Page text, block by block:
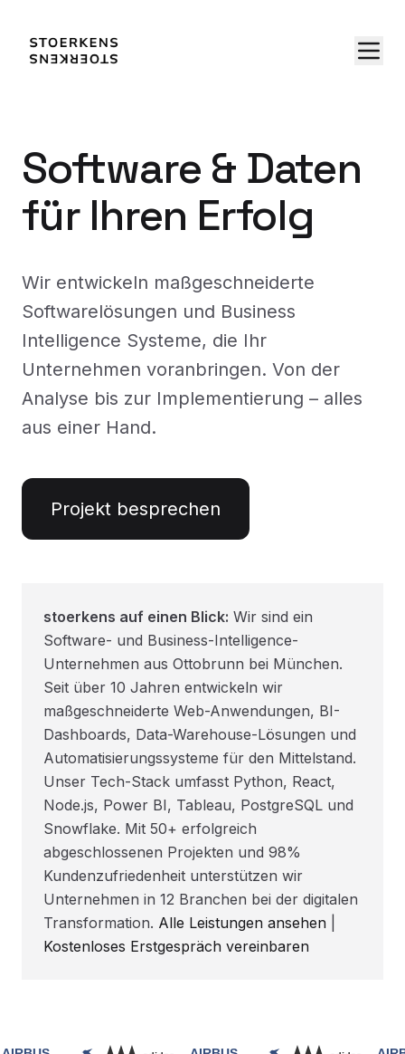
Software & Daten
für Ihren Erfolg
Wir entwickeln maßgeschneiderte
Softwarelösungen und Business
Intelligence Systeme, die Ihr
Unternehmen voranbringen. Von der
Analyse bis zur Implementierung – alles
aus einer Hand.
Projekt besprechen
stoerkens auf einen Blick: Wir sind ein
Software- und Business-Intelligence-
Unternehmen aus Ottobrunn bei München.
Seit über 10 Jahren entwickeln wir
maßgeschneiderte Web-Anwendungen, BI-
Dashboards, Data-Warehouse-Lösungen und
Automatisierungssysteme für den Mittelstand.
Unser Tech-Stack umfasst Python, React,
Node.js, Power BI, Tableau, PostgreSQL und
Snowflake. Mit 50+ erfolgreich
abgeschlossenen Projekten und 98%
Kundenzufriedenheit unterstützen wir
Unternehmen in 12 Branchen bei der digitalen
Transformation. Alle Leistungen ansehen
Kostenloses Erstgespräch vereinbaren